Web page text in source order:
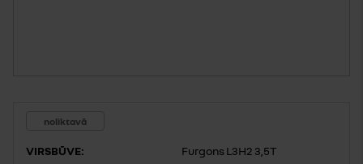
noliktavā
VIRSBŪVE:
Furgons L3H2 3,5T